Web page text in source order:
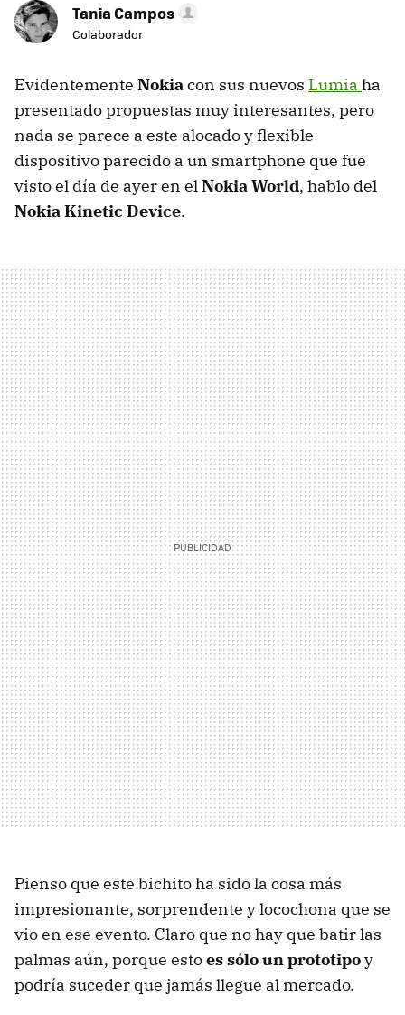
Tania Campos
Colaborador
Evidentemente Nokia con sus nuevos Lumia ha
presentado propuestas muy interesantes, pero
nada se parece a este alocado y flexible
dispositivo parecido a un smartphone que fue
visto el día de ayer en el Nokia World, hablo del
Nokia Kinetic Device.
Pienso que este bichito ha sido la cosa más
impresionante, sorprendente y locochona que se
vio en ese evento. Claro que no hay que batir las
palmas aún, porque estoes sólo un prototipoy
podría suceder que jamás llegue al mercado.